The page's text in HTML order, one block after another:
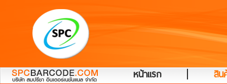
หน้าแรก | สิน